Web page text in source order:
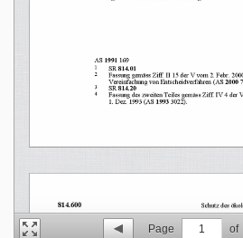
Page 1 of